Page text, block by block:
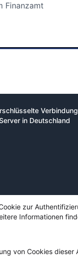
Finanzamt
Verbindung
in Deutschland
zur
Informationen
von Cookies dieser